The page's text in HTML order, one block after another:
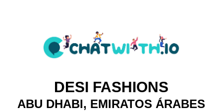
DESI FASHIONS
ABU DHABI, EMIRATOS ÁRABES